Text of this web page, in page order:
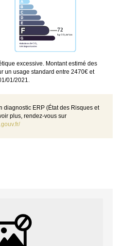
excessive. Montant estimé des
un usage standard entre 2470€ et
01/2021.
diagnostic ERP (État des Risques et
plus, rendez-vous sur